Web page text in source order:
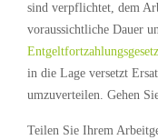
sind verpflichtet, dem
voraussichtliche Dauer
Entgeltfortzahlungsgesetz
in die Lage versetzt
umzuverteilen. Gehen
Teilen Sie Ihrem